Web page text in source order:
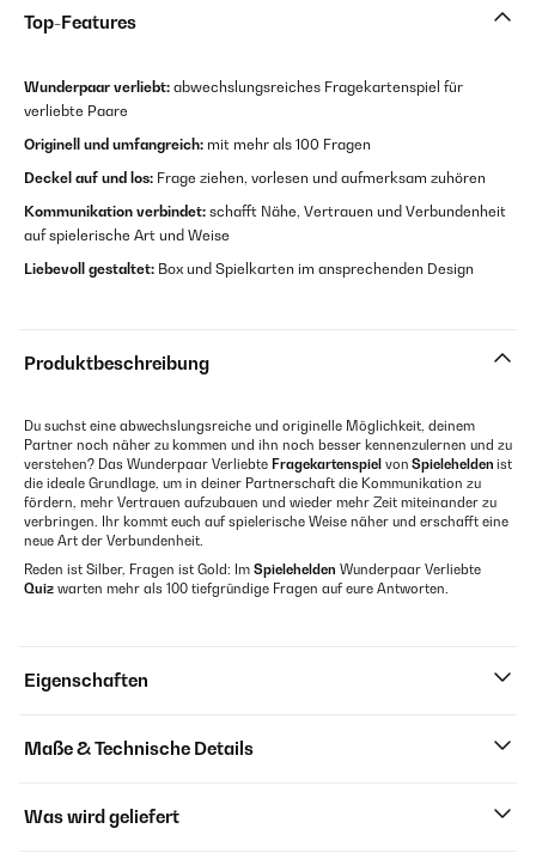
Top-Features
Wunderpaar verliebt: abwechslungsreiches Fragekartenspiel für
verliebte Paare
Originell und umfangreich: mit mehr als 100 Fragen
Deckel auf und los: Frage ziehen, vorlesen und aufmerksam zuhören
Kommunikation verbindet: schafft Nähe, Vertrauen und Verbundenheit
auf spielerische Art und Weise
Liebevoll gestaltet: Box und Spielkarten im ansprechenden Design
Produktbeschreibung
Du suchst eine abwechslungsreiche und originelle Möglichkeit, deinem
Partner noch näher zu kommen und ihn noch besser kennenzulernen und zu
verstehen? Das Wunderpaar Verliebte Fragekartenspiel von Spielehelden ist
die ideale Grundlage, um in deiner Partnerschaft die Kommunikation zu
fördern, mehr Vertrauen aufzubauen und wieder mehr Zeit miteinander zu
verbringen. Ihr kommt euch auf spielerische Weise näher und erschafft eine
neue Art der Verbundenheit.
Reden ist Silber, Fragen ist Gold: Im Spielehelden Wunderpaar Verliebte
Quiz warten mehr als 100 tiefgründige Fragen auf eure Antworten.
Eigenschaften
Maße & Technische Details
Was wird geliefert